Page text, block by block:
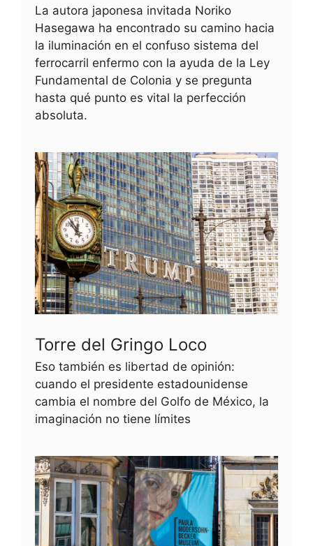
La autora japonesa invitada Noriko
Hasegawa ha encontrado su camino hacia
la iluminación en el confuso sistema del
ferrocarril enfermo con la ayuda de la Ley
Fundamental de Colonia y se pregunta
hasta qué punto es vital la perfección
absoluta.
Torre del Gringo Loco
Eso también es libertad de opinión:
cuando el presidente estadounidense
cambia el nombre del Golfo de México, la
imaginación no tiene límites